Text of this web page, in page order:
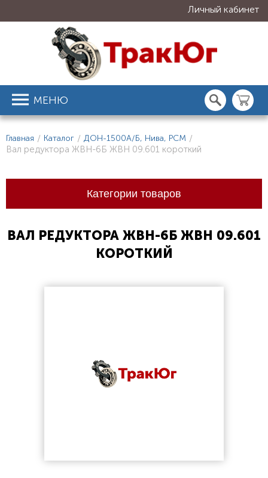
Личный кабинет
МЕНЮ
Главная / Каталог / ДОН-1500А/Б, Нива, РСМ /
Вал редуктора ЖВН-6Б ЖВН 09.601 короткий
Категории товаров
ВАЛ РЕДУКТОРА ЖВН-6Б ЖВН 09.601
КОРОТКИЙ